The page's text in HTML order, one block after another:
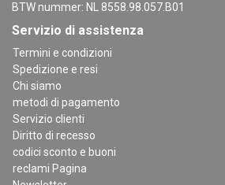
BTW nummer: NL 8558.98.057.B01
Servizio di assistenza
Termini e condizioni
Spedizione e resi
Chi siamo
metodi di pagamento
Servizio clienti
Diritto di recesso
codici sconto e buoni
reclami Pagina